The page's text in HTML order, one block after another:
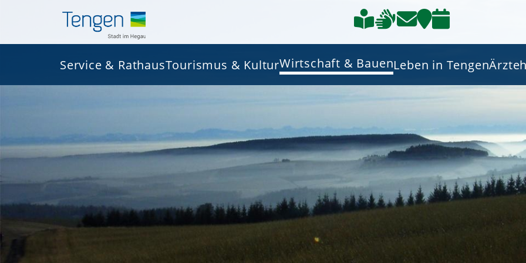
Service & RathausTourismus & KulturWirtschaft & BauenLeben in Tengen